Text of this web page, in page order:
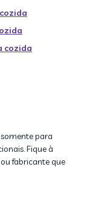
cozida
para
Fique à
fabricante que